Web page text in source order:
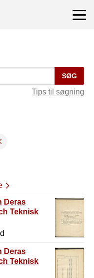
SØG
Tips til søgning
Deras
Teknisk
Deras
Teknisk